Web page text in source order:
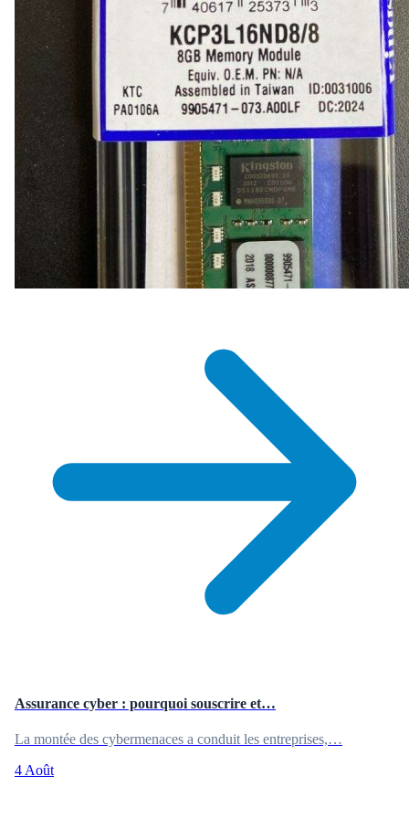
Assurance cyber : pourquoi souscrire et…
La montée des cybermenaces a conduit les entreprises,…
4 Août